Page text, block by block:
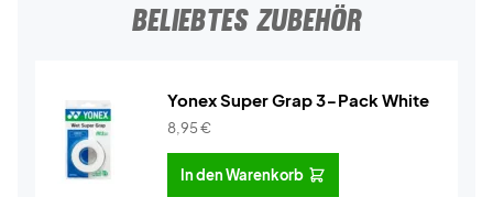
BELIEBTES ZUBEHÖR
Yonex Super Grap 3-Pack White
8,95€
In den Warenkorb